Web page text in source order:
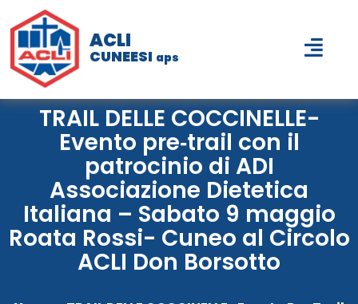
ACLI
CUNEESI aps
TRAIL DELLE COCCINELLE-
Evento pre‑trail con il
patrocinio di ADI
Associazione Dietetica
Italiana – Sabato 9 maggio
Roata Rossi- Cuneo al Circolo
ACLI Don Borsotto